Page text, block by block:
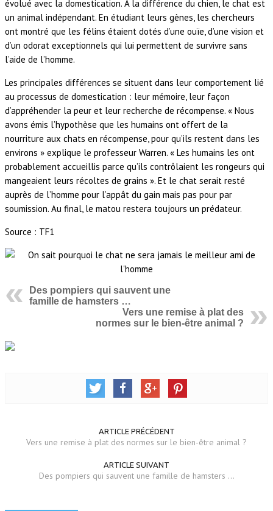
évolué avec la domestication. A la différence du chien, le chat est
un animal indépendant. En étudiant leurs gènes, les chercheurs
ont montré que les félins étaient dotés d’une ouïe, d’une vision et
d’un odorat exceptionnels qui lui permettent de survivre sans
l’aide de l’homme.
Les principales différences se situent dans leur comportement lié
au processus de domestication : leur mémoire, leur façon
d’appréhender la peur et leur recherche de récompense. « Nous
avons émis l’hypothèse que les humains ont offert de la
nourriture aux chats en récompense, pour qu’ils restent dans les
environs » explique le professeur Warren. « Les humains les ont
probablement accueillis parce qu’ils contrôlaient les rongeurs qui
mangeaient leurs récoltes de grains ». Et le chat serait resté
auprès de l’homme pour l’appât du gain mais pas pour par
soumission. Au final, le matou restera toujours un prédateur.
Source : TF1
Des pompiers qui sauvent une
famille de hamsters …
Vers une remise à plat des
normes sur le bien-être animal ?
ARTICLE PRÉCÉDENT
Vers une remise à plat des normes sur le bien-être animal ?
ARTICLE SUIVANT
Des pompiers qui sauvent une famille de hamsters …